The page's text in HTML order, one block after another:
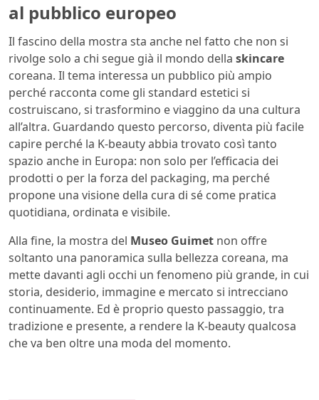
al pubblico europeo
Il fascino della mostra sta anche nel fatto che non si
rivolge solo a chi segue già il mondo della skincare
coreana. Il tema interessa un pubblico più ampio
perché racconta come gli standard estetici si
costruiscano, si trasformino e viaggino da una cultura
all’altra. Guardando questo percorso, diventa più facile
capire perché la K-beauty abbia trovato così tanto
spazio anche in Europa: non solo per l’efficacia dei
prodotti o per la forza del packaging, ma perché
propone una visione della cura di sé come pratica
quotidiana, ordinata e visibile.
Alla fine, la mostra del Museo Guimet non offre
soltanto una panoramica sulla bellezza coreana, ma
mette davanti agli occhi un fenomeno più grande, in cui
storia, desiderio, immagine e mercato si intrecciano
continuamente. Ed è proprio questo passaggio, tra
tradizione e presente, a rendere la K-beauty qualcosa
che va ben oltre una moda del momento.